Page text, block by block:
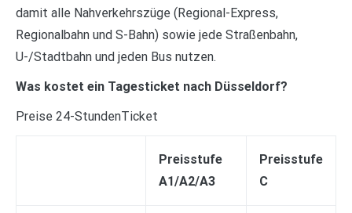
damit alle Nahverkehrszüge (Regional-Express,
Regionalbahn und S-Bahn) sowie jede Straßenbahn,
U-/Stadtbahn und jeden Bus nutzen.
Was kostet ein Tagesticket nach Düsseldorf?
Preise 24-StundenTicket
Preisstufe
A​1/A2/A3
Preisstufe
C​